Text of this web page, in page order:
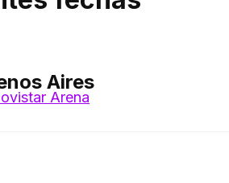
Aires
Arena